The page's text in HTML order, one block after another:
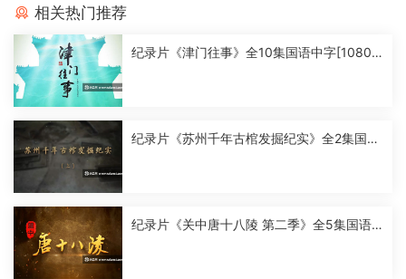
相关热门推荐
纪录片《津门往事》全10集国语中字[1080
纪录片《苏州千年古棺发掘纪实》全2集国语
纪录片《关中唐十八陵 第二季》全5集国语